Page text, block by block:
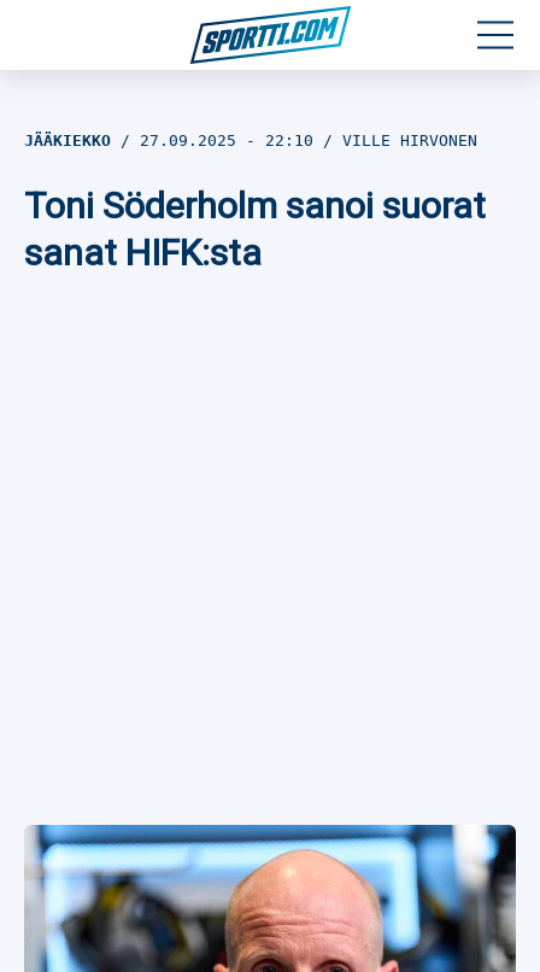
Jalkapallo
JÄÄKIEKKO 27.09.2025 - 22:10 VILLE HIRVONEN
Toni Söderholm sanoi suorat
sanat HIFK:sta